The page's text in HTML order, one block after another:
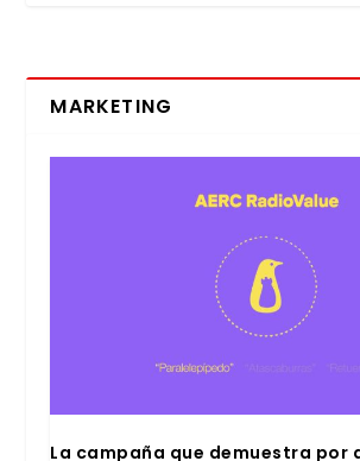
MARKETING
La cam­pa­ña que demues­tra por